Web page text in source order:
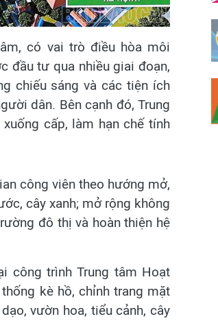
có vai trò điều hòa môi
đầu tư qua nhiều giai đoạn,
chiếu sáng và các tiện ích
dân. Bên cạnh đó, Trung
cấp, làm hạn chế tính
công viên theo hướng mở,
cây xanh; mở rộng không
đô thị và hoàn thiện hệ
công trình Trung tâm Hoạt
kè hồ, chỉnh trang mặt
vườn hoa, tiểu cảnh, cây